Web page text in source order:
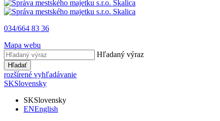
034/664 83 36
Mapa webu
Hľadaný výraz
Hľadať
rozšírené vyhľadávanie
SKSlovensky
SKSlovensky
ENEnglish